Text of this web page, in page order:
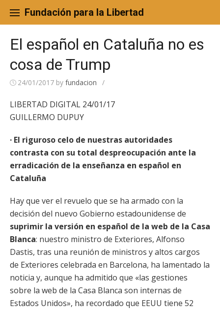
content
Fundación para la Libertad
El español en Cataluña no es
cosa de Trump
24/01/2017 by fundacion /
LIBERTAD DIGITAL 24/01/17
GUILLERMO DUPUY
· El riguroso celo de nuestras autoridades
contrasta con su total despreocupación ante la
erradicación de la enseñanza en español en
Cataluña
Hay que ver el revuelo que se ha armado con la
decisión del nuevo Gobierno estadounidense de
suprimir la versión en español de la web de la Casa
Blanca: nuestro ministro de Exteriores, Alfonso
Dastis, tras una reunión de ministros y altos cargos
de Exteriores celebrada en Barcelona, ha lamentado la
noticia y, aunque ha admitido que «las gestiones
sobre la web de la Casa Blanca son internas de
Estados Unidos», ha recordado que EEUU tiene 52